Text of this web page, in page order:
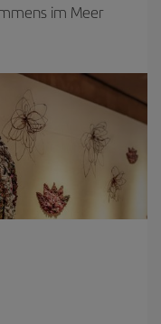
im Meer